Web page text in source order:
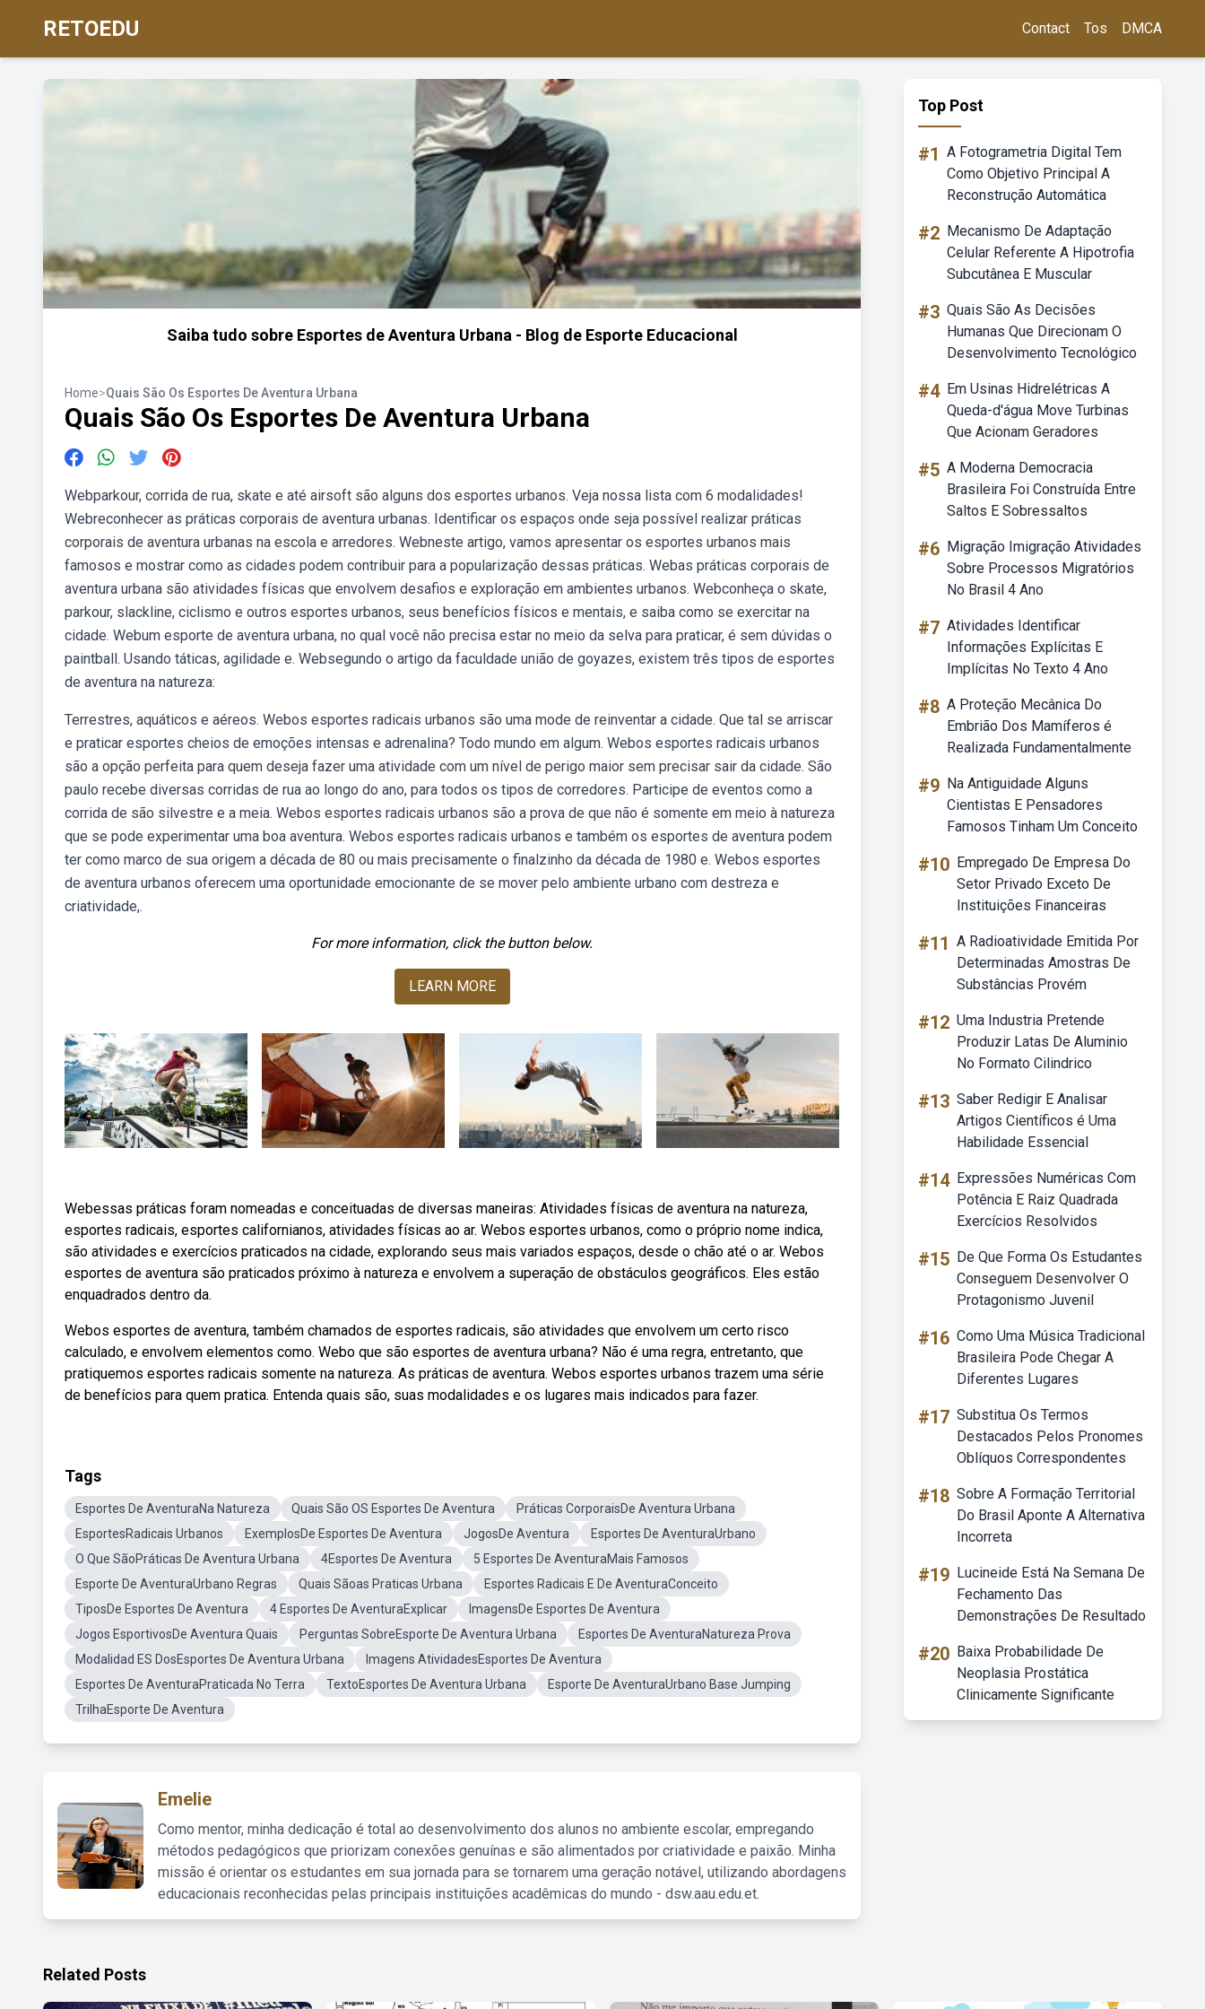
RETOEDU Contact Tos DMCA
Saiba tudo sobre Esportes de Aventura Urbana - Blog de Esporte Educacional
Home>Quais São Os Esportes De Aventura Urbana
Quais São Os Esportes De Aventura Urbana
Webparkour, corrida de rua, skate e até airsoft são alguns dos esportes urbanos. Veja nossa lista com 6 modalidades!
Webreconhecer as práticas corporais de aventura urbanas. Identificar os espaços onde seja possível realizar práticas
corporais de aventura urbanas na escola e arredores. Webneste artigo, vamos apresentar os esportes urbanos mais
famosos e mostrar como as cidades podem contribuir para a popularização dessas práticas. Webas práticas corporais de
aventura urbana são atividades físicas que envolvem desafios e exploração em ambientes urbanos. Webconheça o skate,
parkour, slackline, ciclismo e outros esportes urbanos, seus benefícios físicos e mentais, e saiba como se exercitar na
cidade. Webum esporte de aventura urbana, no qual você não precisa estar no meio da selva para praticar, é sem dúvidas o
paintball. Usando táticas, agilidade e. Websegundo o artigo da faculdade união de goyazes, existem três tipos de esportes
de aventura na natureza:
Terrestres, aquáticos e aéreos. Webos esportes radicais urbanos são uma mode de reinventar a cidade. Que tal se arriscar
e praticar esportes cheios de emoções intensas e adrenalina? Todo mundo em algum. Webos esportes radicais urbanos
são a opção perfeita para quem deseja fazer uma atividade com um nível de perigo maior sem precisar sair da cidade. São
paulo recebe diversas corridas de rua ao longo do ano, para todos os tipos de corredores. Participe de eventos como a
corrida de são silvestre e a meia. Webos esportes radicais urbanos são a prova de que não é somente em meio à natureza
que se pode experimentar uma boa aventura. Webos esportes radicais urbanos e também os esportes de aventura podem
ter como marco de sua origem a década de 80 ou mais precisamente o finalzinho da década de 1980 e. Webos esportes
de aventura urbanos oferecem uma oportunidade emocionante de se mover pelo ambiente urbano com destreza e
criatividade,.
For more information, click the button below.
LEARN MORE
Webessas práticas foram nomeadas e conceituadas de diversas maneiras: Atividades físicas de aventura na natureza,
esportes radicais, esportes californianos, atividades físicas ao ar. Webos esportes urbanos, como o próprio nome indica,
são atividades e exercícios praticados na cidade, explorando seus mais variados espaços, desde o chão até o ar. Webos
esportes de aventura são praticados próximo à natureza e envolvem a superação de obstáculos geográficos. Eles estão
enquadrados dentro da.
Webos esportes de aventura, também chamados de esportes radicais, são atividades que envolvem um certo risco
calculado, e envolvem elementos como. Webo que são esportes de aventura urbana? Não é uma regra, entretanto, que
pratiquemos esportes radicais somente na natureza. As práticas de aventura. Webos esportes urbanos trazem uma série
de benefícios para quem pratica. Entenda quais são, suas modalidades e os lugares mais indicados para fazer.
Tags
Esportes De AventuraNa Natureza Quais São OS Esportes De Aventura
Práticas CorporaisDe Aventura Urbana
EsportesRadicais Urbanos
ExemplosDe Esportes De Aventura JogosDe Aventura
Esportes De AventuraUrbano
O Que SãoPráticas De Aventura Urbana
4Esportes De Aventura
5 Esportes De AventuraMais Famosos
Esporte De AventuraUrbano Regras
Quais Sãoas Praticas Urbana
Esportes Radicais E De AventuraConceito
TiposDe Esportes De Aventura
4 Esportes De AventuraExplicar
ImagensDe Esportes De Aventura
Jogos EsportivosDe Aventura Quais
Perguntas SobreEsporte De Aventura Urbana
Esportes De AventuraNatureza Prova
Modalidad ES DosEsportes De Aventura Urbana
Imagens AtividadesEsportes De Aventura
Esportes De AventuraPraticada No Terra
TextoEsportes De Aventura Urbana
Esporte De AventuraUrbano Base Jumping
TrilhaEsporte De Aventura
Emelie
Como mentor, minha dedicação é total ao desenvolvimento dos alunos no ambiente escolar, empregando
métodos pedagógicos que priorizam conexões genuínas e são alimentados por criatividade e paixão. Minha
missão é orientar os estudantes em sua jornada para se tornarem uma geração notável, utilizando abordagens
educacionais reconhecidas pelas principais instituições acadêmicas do mundo - dsw.aau.edu.et.
Top Post
#1 A Fotogrametria Digital Tem
Como Objetivo Principal A
Reconstrução Automática
#2 Mecanismo De Adaptação
Celular Referente A Hipotrofia
Subcutânea E Muscular
#3 Quais São As Decisões
Humanas Que Direcionam O
Desenvolvimento Tecnológico
#4 Em Usinas Hidrelétricas A
Queda-d'água Move Turbinas
Que Acionam Geradores
#5 A Moderna Democracia
Brasileira Foi Construída Entre
Saltos E Sobressaltos
#6 Migração Imigração Atividades
Sobre Processos Migratórios
No Brasil 4 Ano
#7 Atividades Identificar
Informações Explícitas E
Implícitas No Texto 4 Ano
#8 A Proteção Mecânica Do
Embrião Dos Mamíferos é
Realizada Fundamentalmente
#9 Na Antiguidade Alguns
Cientistas E Pensadores
Famosos Tinham Um Conceito
#10 Empregado De Empresa Do
Setor Privado Exceto De
Instituições Financeiras
#11 A Radioatividade Emitida Por
Determinadas Amostras De
Substâncias Provém
#12 Uma Industria Pretende
Produzir Latas De Aluminio
No Formato Cilindrico
#13 Saber Redigir E Analisar
Artigos Científicos é Uma
Habilidade Essencial
#14 Expressões Numéricas Com
Potência E Raiz Quadrada
Exercícios Resolvidos
#15 De Que Forma Os Estudantes
Conseguem Desenvolver O
Protagonismo Juvenil
#16 Como Uma Música Tradicional
Brasileira Pode Chegar A
Diferentes Lugares
#17 Substitua Os Termos
Destacados Pelos Pronomes
Oblíquos Correspondentes
#18 Sobre A Formação Territorial
Do Brasil Aponte A Alternativa
Incorreta
#19 Lucineide Está Na Semana De
Fechamento Das
Demonstrações De Resultado
#20 Baixa Probabilidade De
Neoplasia Prostática
Clinicamente Significante
Related Posts